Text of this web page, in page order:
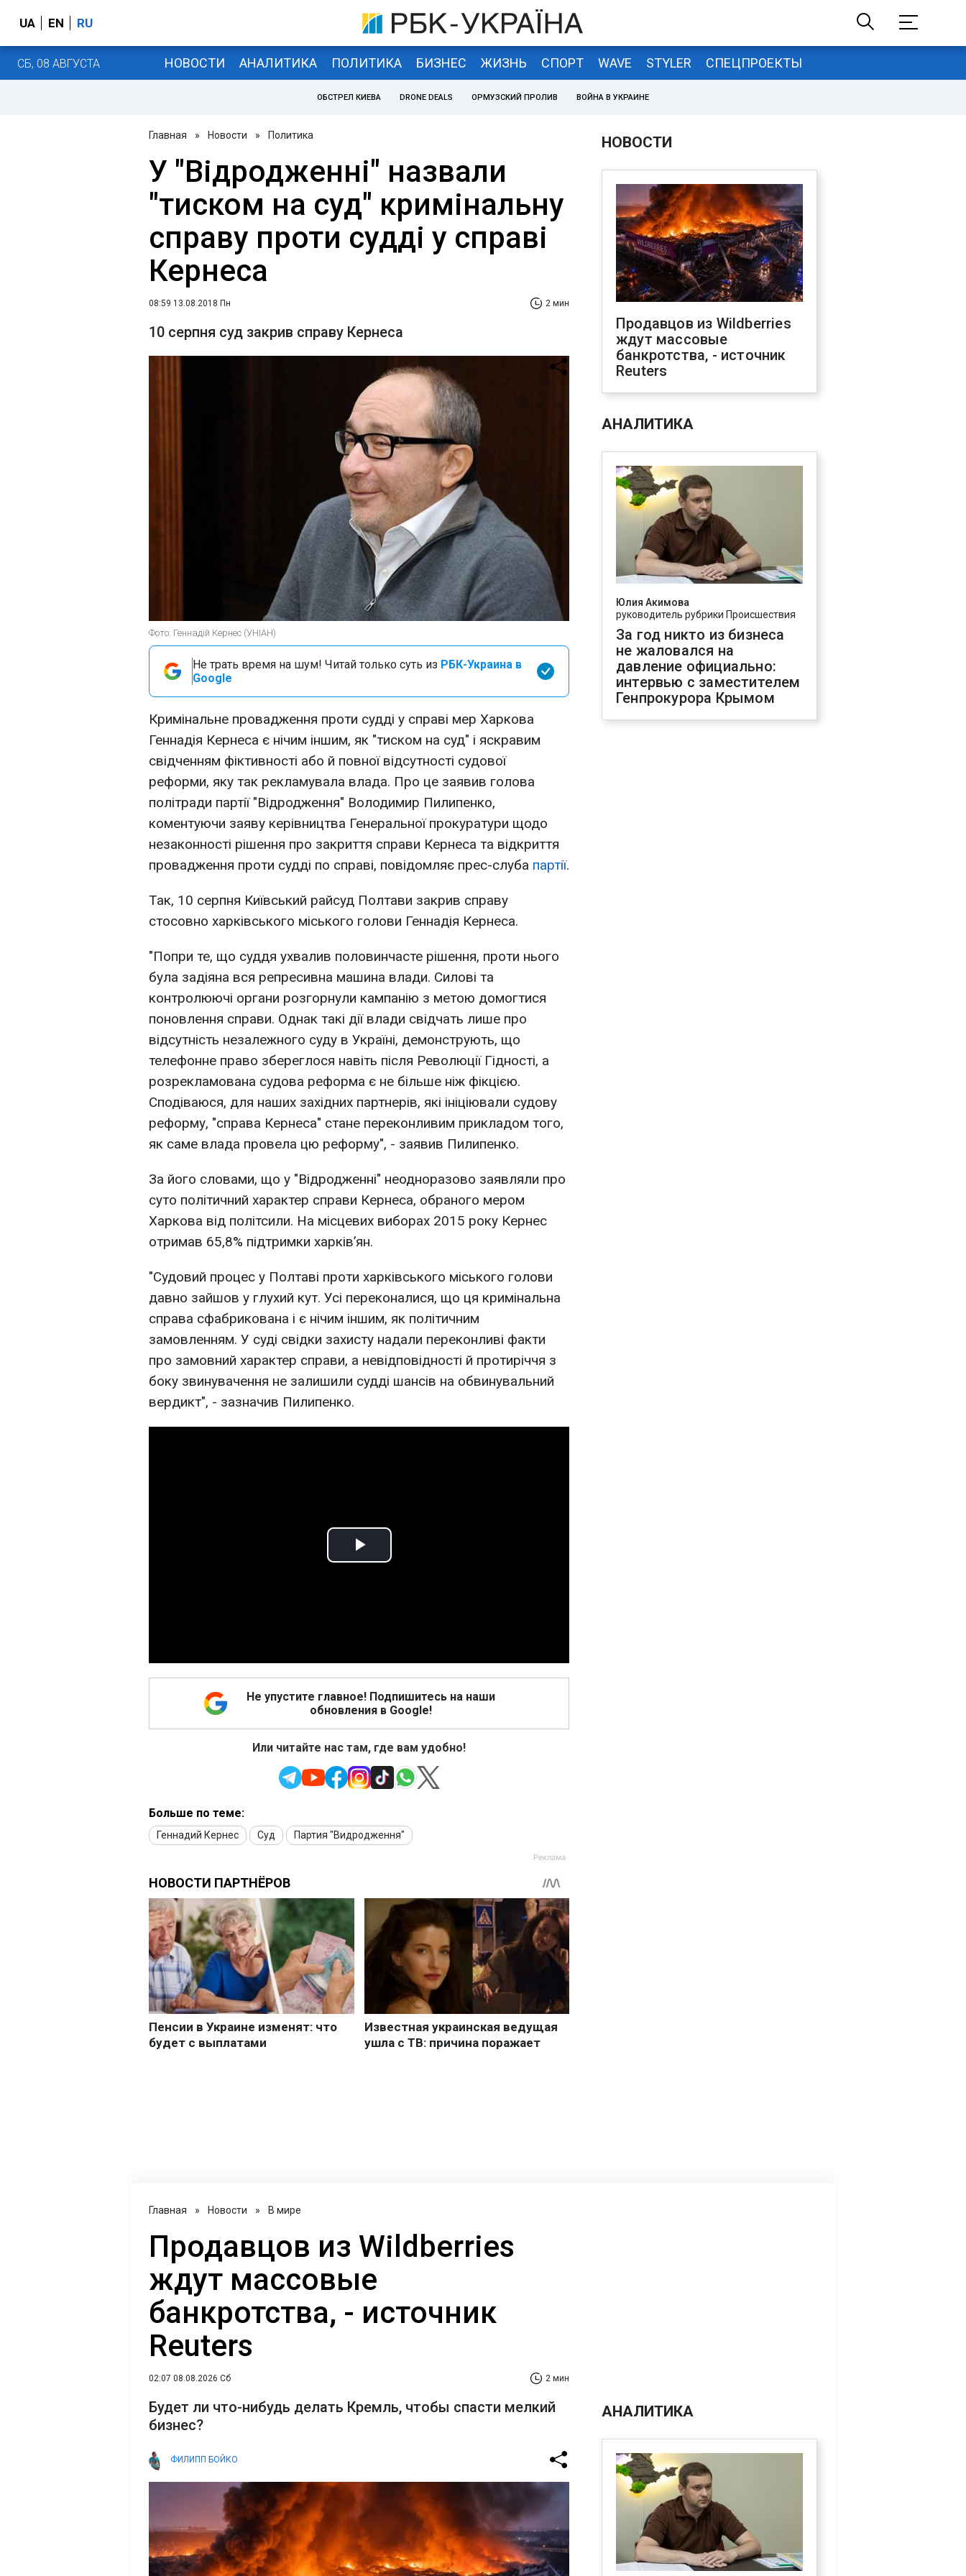
UA EN RU
СБ, 08 АВГУСТА НОВОСТИ АНАЛИТИКА ПОЛИТИКА БИЗНЕС ЖИЗНЬ СПОРТ WAVE STYLER СПЕЦПРОЕКТЫ
ОБСТРЕЛ КИЕВА DRONE DEALS ОРМУЗСКИЙ ПРОЛИВ ВОЙНА В УКРАИНЕ
Главная » Новости » Политика
У "Відродженні" назвали
"тиском на суд" кримінальну
справу проти судді у справі
Кернеса
08:59 13.08.2018 Пн 2 мин
10 серпня суд закрив справу Кернеса
Фото: Геннадій Кернес (УНІАН)
Не трать время на шум! Читай только суть из РБК-Украина в
Google
Кримінальне провадження проти судді у справі мер Харкова
Геннадія Кернеса є нічим іншим, як "тиском на суд" і яскравим
свідченням фіктивності або й повної відсутності судової
реформи, яку так рекламувала влада. Про це заявив голова
політради партії "Відродження" Володимир Пилипенко,
коментуючи заяву керівництва Генеральної прокуратури щодо
незаконності рішення про закриття справи Кернеса та відкриття
провадження проти судді по справі, повідомляє прес-слуба партії.
Так, 10 серпня Київський райсуд Полтави закрив справу
стосовно харківського міського голови Геннадія Кернеса.
"Попри те, що суддя ухвалив половинчасте рішення, проти нього
була задіяна вся репресивна машина влади. Силові та
контролюючі органи розгорнули кампанію з метою домогтися
поновлення справи. Однак такі дії влади свідчать лише про
відсутність незалежного суду в Україні, демонструють, що
телефонне право збереглося навіть після Революції Гідності, а
розрекламована судова реформа є не більше ніж фікцією.
Сподіваюся, для наших західних партнерів, які ініціювали судову
реформу, "справа Кернеса" стане переконливим прикладом того,
як саме влада провела цю реформу", - заявив Пилипенко.
За його словами, що у "Відродженні" неодноразово заявляли про
суто політичний характер справи Кернеса, обраного мером
Харкова від політсили. На місцевих виборах 2015 року Кернес
отримав 65,8% підтримки харків’ян.
"Судовий процес у Полтаві проти харківського міського голови
давно зайшов у глухий кут. Усі переконалися, що ця кримінальна
справа сфабрикована і є нічим іншим, як політичним
замовленням. У суді свідки захисту надали переконливі факти
про замовний характер справи, а невідповідності й протиріччя з
боку звинувачення не залишили судді шансів на обвинувальний
вердикт", - зазначив Пилипенко.
Play
Не упустите главное! Подпишитесь на наши
обновления в Google!
Или читайте нас там, где вам удобно!
Больше по теме:
Геннадий Кернес Суд Партия "Видродження"
НОВОСТИ
Продавцов из Wildberries
ждут массовые
банкротства, - источник
Reuters
АНАЛИТИКА
Юлия Акимова
руководитель рубрики Происшествия
За год никто из бизнеса
не жаловался на
давление официально:
интервью с заместителем
Генпрокурора Крымом
Главная » Новости » В мире
Продавцов из Wildberries
ждут массовые
банкротства, - источник
Reuters
02:07 08.08.2026 Сб 2 мин
Будет ли что-нибудь делать Кремль, чтобы спасти мелкий
бизнес?
ФИЛИПП БОЙКО
АНАЛИТИКА